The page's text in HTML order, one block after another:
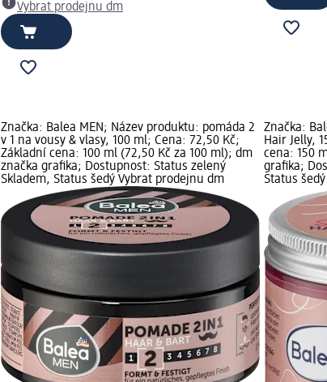
Vybrat prodejnu dm
Značka: Balea MEN; Název produktu: pomáda 2
v 1 na vousy & vlasy, 100 ml; Cena: 72,50 Kč;
Základní cena: 100 ml (72,50 Kč za 100 ml); dm
značka grafika; Dostupnost: Status zelený
Skladem, Status šedý Vybrat prodejnu dm
Značka:
Hair Jelly,
cena: 150
grafika;
Status